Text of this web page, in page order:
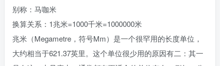
别称：马咖米
换算关系：1兆米=1000千米=1000000米
兆米（Megametre，符号Mm）是一个很罕用的长度单位，
大约相当于621.37英里。这个单位很少用的原因有二：其一